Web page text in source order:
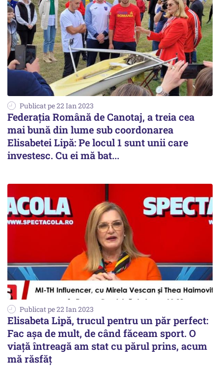
Publicat pe 22 Ian 2023
Federaţia Română de Canotaj, a treia cea
mai bună din lume sub coordonarea
Elisabetei Lipă: Pe locul 1 sunt unii care
investesc. Cu ei mă bat...
Publicat pe 22 Ian 2023
Elisabeta Lipă, trucul pentru un păr perfect:
Fac aşa de mult, de când făceam sport. O
viaţă întreagă am stat cu părul prins, acum
mă răsfăţ